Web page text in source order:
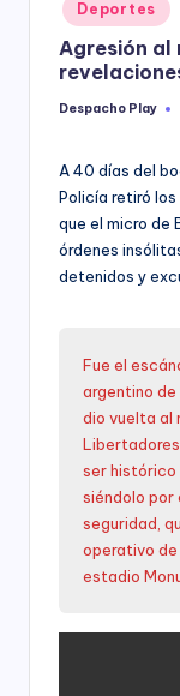
y
in
Deportes
Agresión al
Posted
Despacho Play
A 40 días del
Policía retiró
que el micro de
órdenes
detenidos y
Fue el
argentino de
dio vuelta al
Libertadores
ser
siéndolo por
seguridad,
operativo
estadio